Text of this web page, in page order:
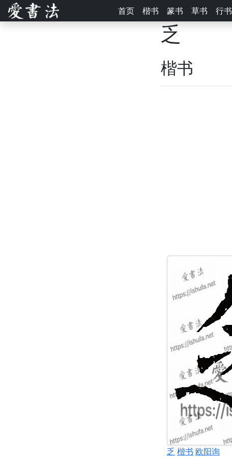
首页 楷书 篆书 草书 行书
乏
楷书
乏 楷书 欧阳询